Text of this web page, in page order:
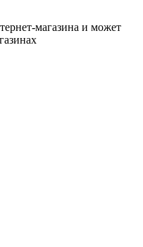
магазина и может